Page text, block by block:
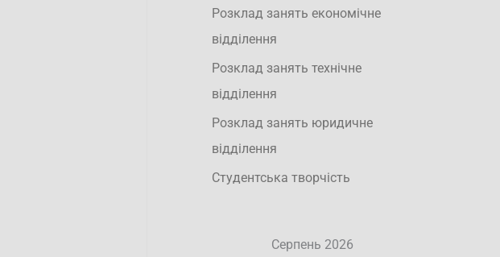
Розклад занять економічне
відділення
Розклад занять технічне
відділення
Розклад занять юридичне
відділення
Студентська творчість
Серпень 2026